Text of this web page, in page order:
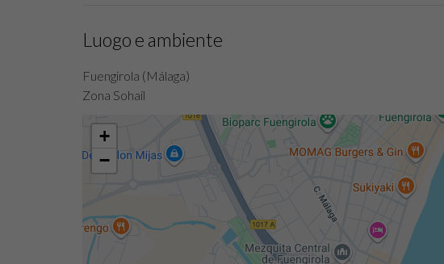
Luogo e ambiente
Fuengirola (Málaga)
Zona Sohail
+
−